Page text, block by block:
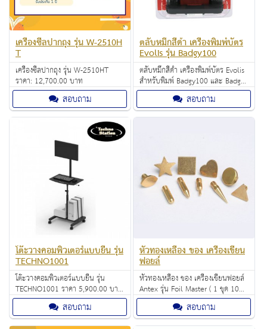
เครื่องซีลปากถุง รุ่น W-2510H
T
เครื่องซีลปากถุง รุ่น W-2510HT
ราคา: 12,700.00 บาท
สอบถาม
ตลับหมึกสีดำ เครื่องพิมพ์บัตร
Evolis รุ่น Badgy100
ตลับหมึกสีดำ เครื่องพิมพ์บัตร Evolis
สำหรับพิมพ์ Badgy100 และ Badgy
200 ราคา 1,130.00 บาท
สอบถาม
โต๊ะวางคอมพิวเตอร์แบบยืน รุ่น
TECHNO1001
โต๊ะวางคอมพิวเตอร์แบบยืน รุ่น
TECHNO1001 ราคา 5,900.00 บาท
โต๊ะวางคอมพิวเตอร์แบบยืนตามหลัก
สรีระศาสตร์ ผลิตจากอะลูมิเนียม
และโลหะ
สอบถาม
หัวทองเหลือง ของ เครื่องเขียน
ฟอยล์
หัวทองเหลือง ของ เครื่องเขียนฟอยล์
Antex รุ่น Foil Master ( 1 ชุด 10
รูปแบบ) ราคา: 950.00 บาท
สอบถาม